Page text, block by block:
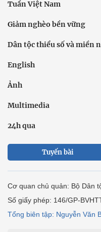
Tuần Việt Nam
Giảm nghèo bền vững
Dân tộc thiểu số và miền
English
Ảnh
Multimedia
24h qua
Tuyến bài
Cơ quan chủ quản: Bộ Dân
Số giấy phép: 146/GP-
Tổng biên tập: Nguyễn Văn